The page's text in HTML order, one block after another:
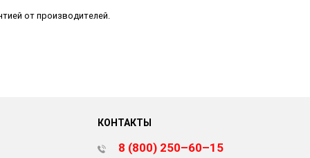
18.11.25 Stellox запасные части на
28.05.26 Stellox запасные части на
20.05.26 Stellox запасные части на
от производителей.
КОНТАКТЫ
8 (800) 250–60–15